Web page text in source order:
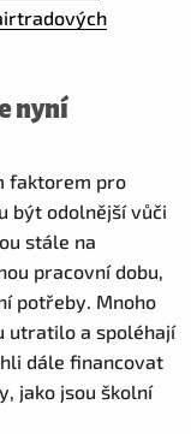
nyní
faktorem pro
být odolnější vůči
stále na
pracovní dobu,
potřeby. Mnoho
utratilo a spoléhají
dále financovat
jako jsou školní